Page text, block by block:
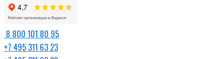
8 800 101 80 95
+7 495 311 63 23